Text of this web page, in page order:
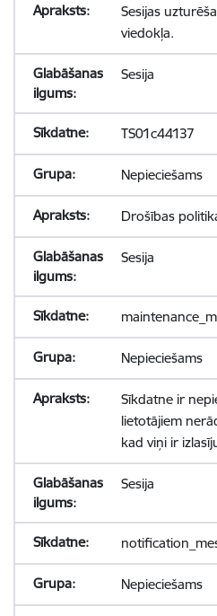
Sesijas
viedokļa.
Sesija
TS01c44137
Nepieciešams
Drošības
Sesija
Nepieciešams
Sīkdatne ir
lietotājiem
kad viņi ir
Sesija
Nepieciešams